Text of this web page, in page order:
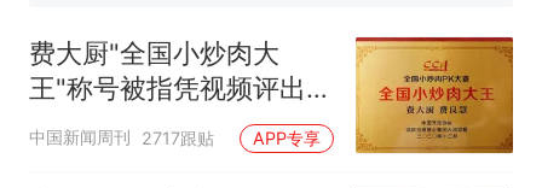
费大厨"全国小炒肉大
王"称号被指凭视频评出
官方回应
中国新闻周刊 2717跟贴 APP专享